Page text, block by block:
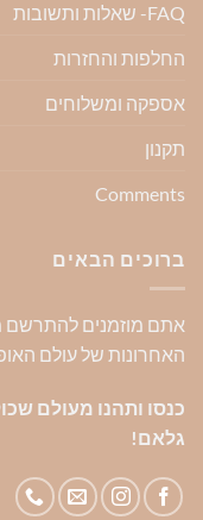
FAQ- שאלות ותשובות
החלפות והחזרות
אספקה ומשלוחים
תקנון
Comments
ברוכים הבאים
אתם מוזמנים להתרשם
האחרונות של עולם
כנסו ותהנו מעולם
גלאם!